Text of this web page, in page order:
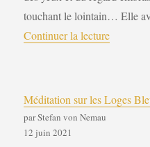
touchant le lointain… Elle
Continuer la lecturede «
Méditation sur les Loges
par Stefan von Nemau
12 juin 2021